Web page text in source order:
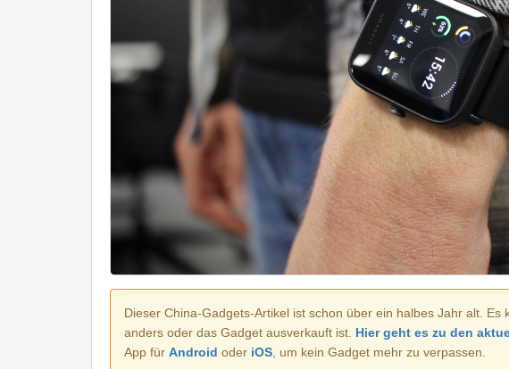
Dieser China-Gadgets-Artikel ist schon über ein halbes Jahr alt. Es
anders oder das Gadget ausverkauft ist. Hier geht es zu den
App für Android oder iOS , um kein Gadget mehr zu verpassen.